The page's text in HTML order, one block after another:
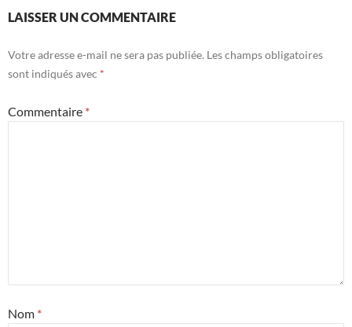
LAISSER UN COMMENTAIRE
Votre adresse e-mail ne sera pas publiée. Les champs obligatoires
sont indiqués avec *
Commentaire *
Nom *